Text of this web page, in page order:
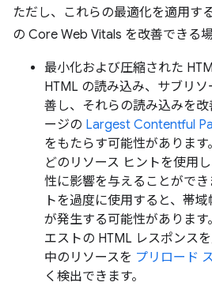
ただし、これらの最適化を適用す
の Core Web Vitals を改善できる場
最小化および圧縮された
HTML の読み込み、サブリ
善し、それらの読み込みを
ージの Largest Contentful
をもたらす可能性があります。
どのリソース ヒントを使用
性に影響を与えることがで
トを過度に使用すると、帯
が発生する可能性がありま
エストの HTML レスポンス
中のリソースを プリロード
く検出できます。